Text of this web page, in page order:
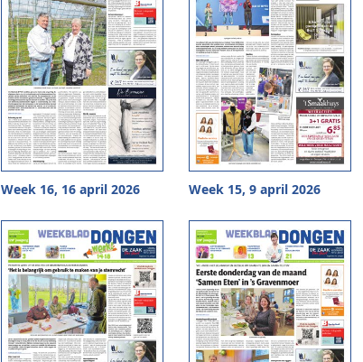
Week 16, 16 april 2026 Week 15, 9 april 2026